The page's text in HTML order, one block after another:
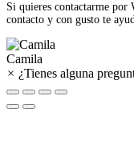
Si quieres contactarme
contacto y con gusto te
Camila
× ¿Tienes alguna